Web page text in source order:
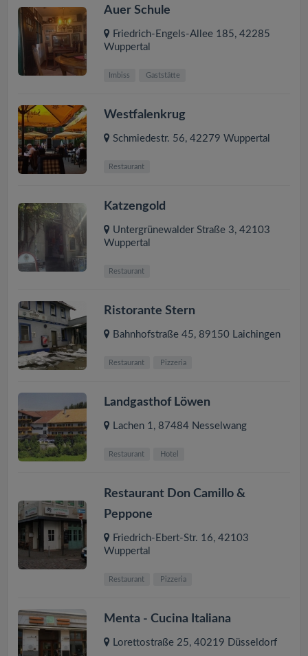
Auer Schule
Friedrich-Engels-Allee 185, 42285
Wuppertal
Imbiss Gaststätte
Westfalenkrug
Schmiedestr. 56, 42279 Wuppertal
Restaurant
Katzengold
Untergrünewalder Straße 3, 42103
Wuppertal
Restaurant
Ristorante Stern
Bahnhofstraße 45, 89150 Laichingen
Restaurant Pizzeria
Landgasthof Löwen
Lachen 1, 87484 Nesselwang
Restaurant Hotel
Restaurant Don Camillo &
Peppone
Friedrich-Ebert-Str. 16, 42103
Wuppertal
Restaurant Pizzeria
Menta - Cucina Italiana
Lorettostraße 25, 40219 Düsseldorf